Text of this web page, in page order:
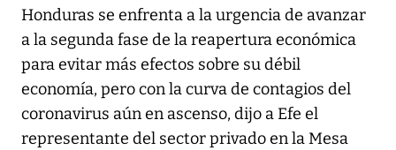
Honduras se enfrenta a la urgencia de avanzar
a la segunda fase de la reapertura económica
para evitar más efectos sobre su débil
economía, pero con la curva de contagios del
coronavirus aún en ascenso, dijo a Efe el
representante del sector privado en la Mesa